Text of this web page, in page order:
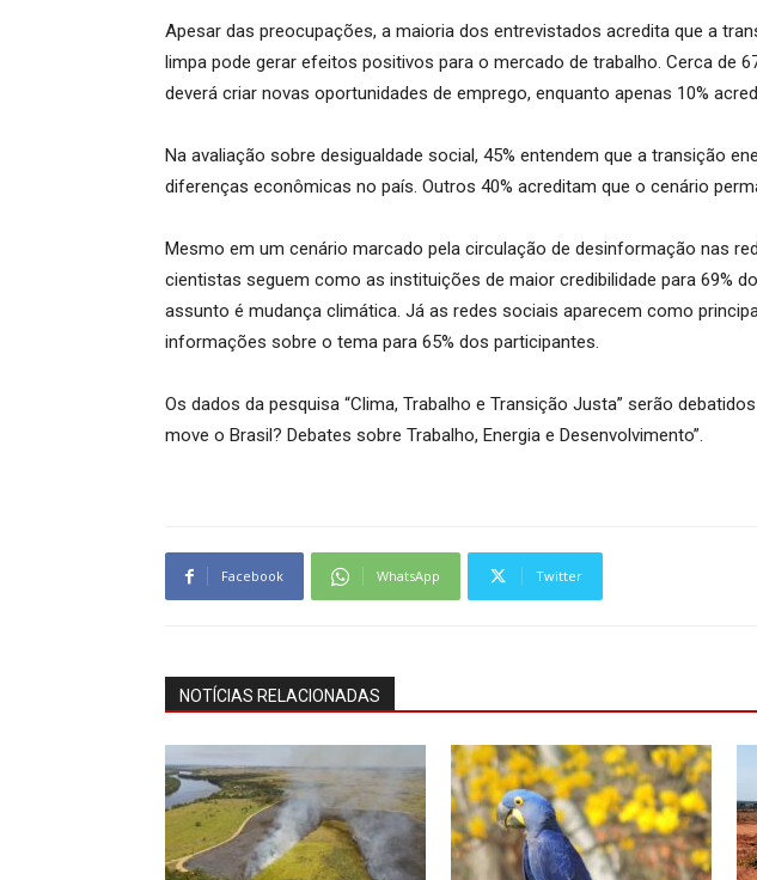
Apesar das preocupações, a maioria dos entrevistados acredita que a
limpa pode gerar efeitos positivos para o mercado de trabalho. Cerca de
deverá criar novas oportunidades de emprego, enquanto apenas 10%
Na avaliação sobre desigualdade social, 45% entendem que a transição
diferenças econômicas no país. Outros 40% acreditam que o cenário
Mesmo em um cenário marcado pela circulação de desinformação nas
cientistas seguem como as instituições de maior credibilidade para 69%
assunto é mudança climática. Já as redes sociais aparecem como
informações sobre o tema para 65% dos participantes.
Os dados da pesquisa “Clima, Trabalho e Transição Justa” serão
move o Brasil? Debates sobre Trabalho, Energia e Desenvolvimento”.
Facebook WhatsApp Twitter
NOTÍCIAS RELACIONADAS